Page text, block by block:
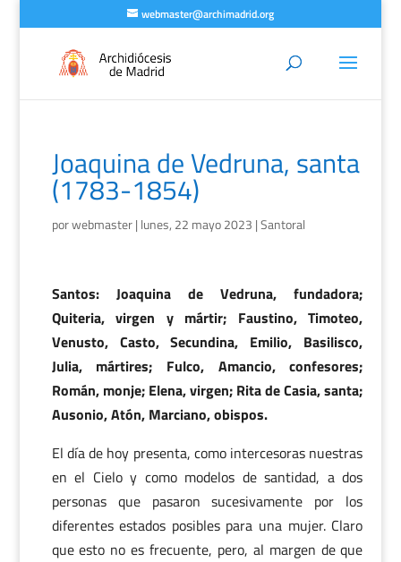
webmaster@archimadrid.org
Joaquina de Vedruna, santa
(1783-1854)
porwebmaster| lunes, 22 mayo 2023 |Santoral
Santos: Joaquina de Vedruna, fundadora;
Quiteria, virgen y mártir; Faustino, Timoteo,
Venusto, Casto, Secundina, Emilio, Basilisco,
Julia, mártires; Fulco, Amancio, confesores;
Román, monje; Elena, virgen; Rita de Casia, santa;
Ausonio, Atón, Marciano, obispos.
El día de hoy presenta, como intercesoras nuestras
en el Cielo y como modelos de santidad, a dos
personas que pasaron sucesivamente por los
diferentes estados posibles para una mujer. Claro
que esto no es frecuente, pero, al margen de que